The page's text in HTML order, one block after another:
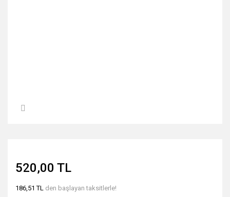
520,00 TL
186,51 TL den başlayan taksitlerle!